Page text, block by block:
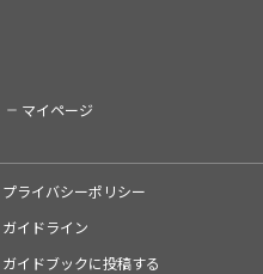
マイページ
プライバシーポリシー
ガイドライン
ガイドブックに投稿する